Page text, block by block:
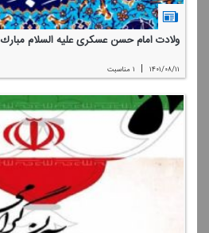
ولادت امام حسن عسكری علیه السلام مبارك
۱۴۰۱/۰۸/۱۱ | ۱ مناسبت